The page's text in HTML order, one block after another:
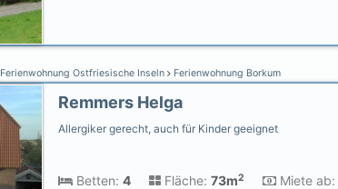
Ferienwohnung Ostfriesische Inseln Ferienwohnung Borkum
Remmers Helga
Allergiker gerecht, auch für Kinder geeignet
Betten: 4 Fläche: 73m2 Miete ab: